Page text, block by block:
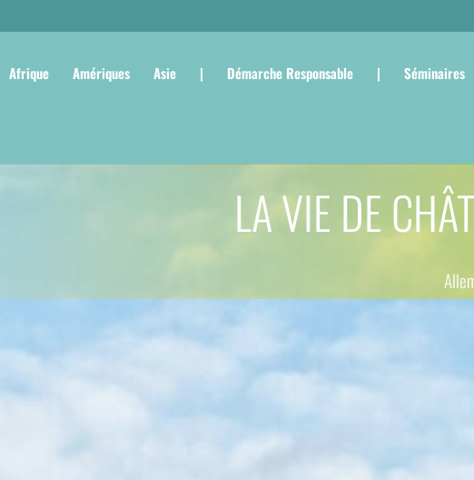
Afrique Amériques Asie | Démarche Responsable | Séminaires
LA VIE DE